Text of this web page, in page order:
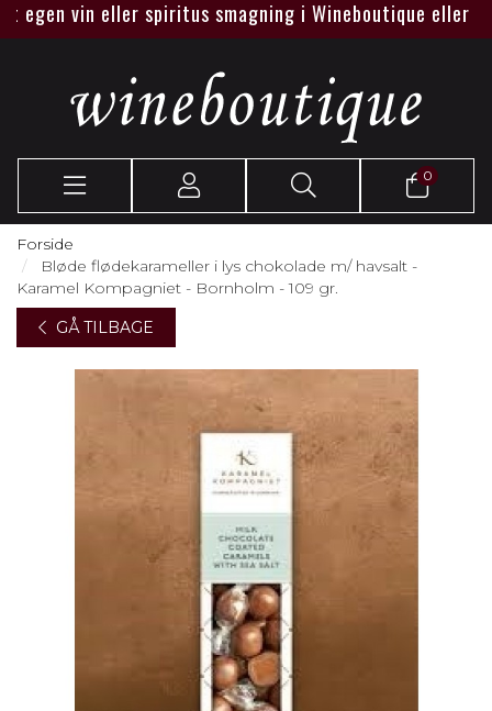
vin eller spiritus smagning i Wineboutique eller hos
0
Forside
Bløde flødekarameller i lys chokolade m/ havsalt -
Karamel Kompagniet - Bornholm - 109 gr.
GÅ TILBAGE